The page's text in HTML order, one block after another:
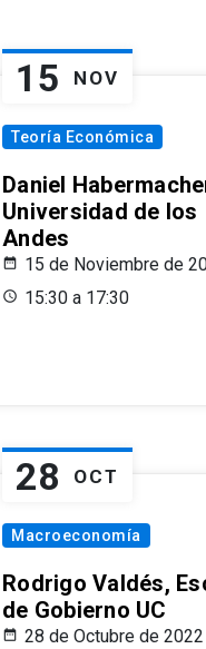
15 NOV
Teoría Económica
Daniel
Universidad de los
Andes
15 de Noviembre de
15:30 a 17:30
28 OCT
Macroeconomía
Rodrigo Valdés,
de Gobierno UC
28 de Octubre de 2022